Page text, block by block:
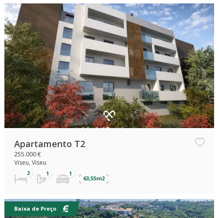
Apartamento T2
255.000 €
Viseu, Viseu
63,55m2
Baixa de Preço